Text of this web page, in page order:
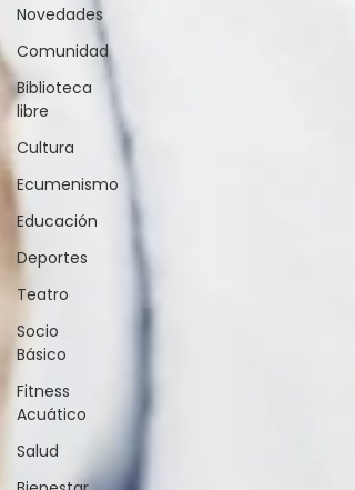
Novedades
Comunidad
Biblioteca
libre
Cultura
Ecumenismo
Educación
Deportes
Teatro
Socio
Básico
Fitness
Acuático
Salud